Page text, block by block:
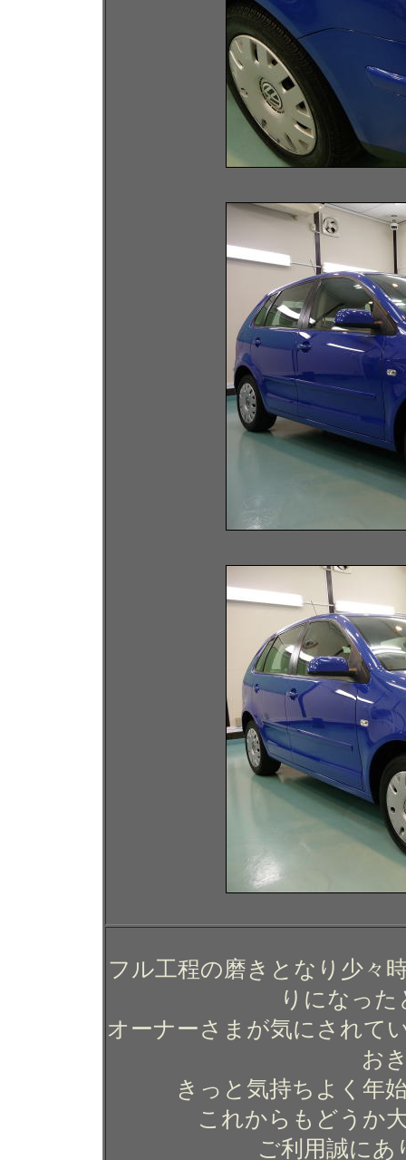
フル工程の磨きとなり少々
りになっ
オーナーさまが気にされて
お
きっと気持ちよく年
これからもどうか
ご利用誠に